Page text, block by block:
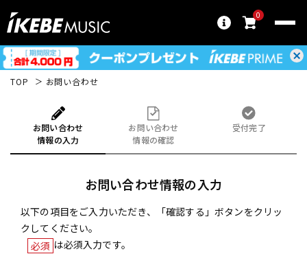
0
TOP お問い合わせ
お問い合わせ
情報の入力
お問い合わせ
情報の確認
受付完了
お問い合わせ情報の入力
以下の項目をご入力いただき、「確認する」ボタンをクリッ
クしてください。
必須 は必須入力です。